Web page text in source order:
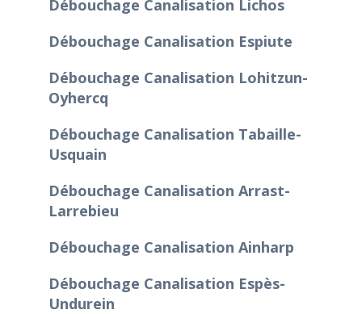
Débouchage Canalisation Lichos
Débouchage Canalisation Espiute
Débouchage Canalisation Lohitzun-
Oyhercq
Débouchage Canalisation Tabaille-
Usquain
Débouchage Canalisation Arrast-
Larrebieu
Débouchage Canalisation Ainharp
Débouchage Canalisation Espès-
Undurein